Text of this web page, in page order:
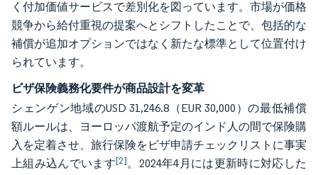
く付加価値サービスで差別化を図っています。市場が価格
競争から給付重視の提案へとシフトしたことで、包括的な
補償が追加オプションではなく新たな標準として位置付け
られています。
ビザ保険義務化要件が商品設計を変革
シェンゲン地域のUSD 31,246.8（EUR 30,000）の最低補償
額ルールは、ヨーロッパ渡航予定のインド人の間で保険購
入を定着させ、旅行保険をビザ申請チェックリストに事実
上組み込んでいます[2]。2024年4月には更新時に対応した